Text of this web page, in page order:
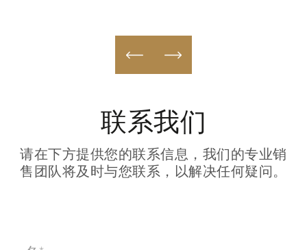
联系我们
请在下方提供您的联系信息，我们的专业销
售团队将及时与您联系，以解决任何疑问。